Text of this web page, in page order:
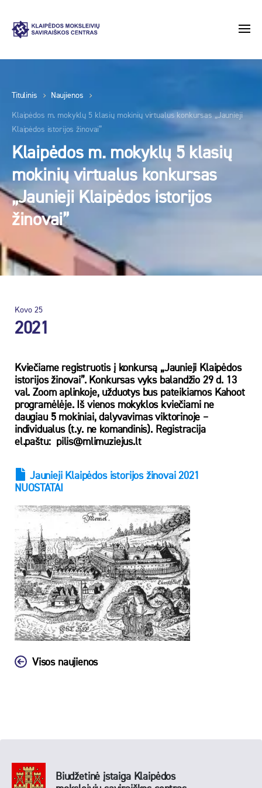
Titulinis Naujienos
Klaipėdos m. mokyklų 5 klasių mokinių virtualus konkursas „Jaunieji
Klaipėdos istorijos žinovai”
Klaipėdos m. mokyklų 5 klasių
mokinių virtualus konkursas
„Jaunieji Klaipėdos istorijos
žinovai”
Kovo 25
2021
Kviečiame registruotis į konkursą „Jaunieji Klaipėdos
istorijos žinovai”. Konkursas vyks balandžio 29 d. 13
val. Zoom aplinkoje, užduotys bus pateikiamos Kahoot
programėlėje. Iš vienos mokyklos kviečiami ne
daugiau 5 mokiniai, dalyvavimas viktorinoje –
individualus (t.y. ne komandinis). Registracija
el.paštu: pilis@mlimuziejus.lt
Jaunieji Klaipėdos istorijos žinovai 2021
NUOSTATAI
Visos naujienos
Biudžetinė įstaiga Klaipėdos